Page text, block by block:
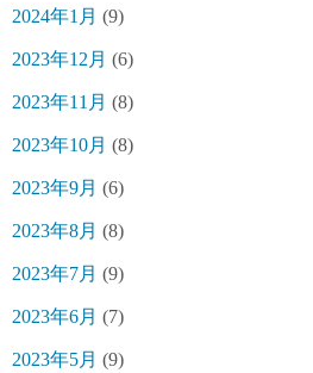
2024年1月 (9)
2023年12月 (6)
2023年11月 (8)
2023年10月 (8)
2023年9月 (6)
2023年8月 (8)
2023年7月 (9)
2023年6月 (7)
2023年5月 (9)